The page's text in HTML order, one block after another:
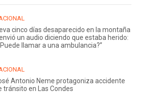
cinco días desaparecido en la montaña
un audio diciendo que estaba herido:
llamar a una ambulancia?”
Antonio Neme protagoniza accidente
tránsito en Las Condes